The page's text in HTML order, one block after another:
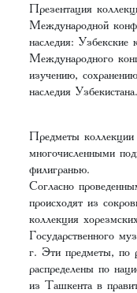
Презентация
Международной
наследия:
Международного
изучению,
наследия Узбекистана.
Предметы коллекции
многочисленными
филигранью.
Согласно
происходят из
коллекция
Государственного
г. Эти предметы, по
распределены по
из Ташкента в